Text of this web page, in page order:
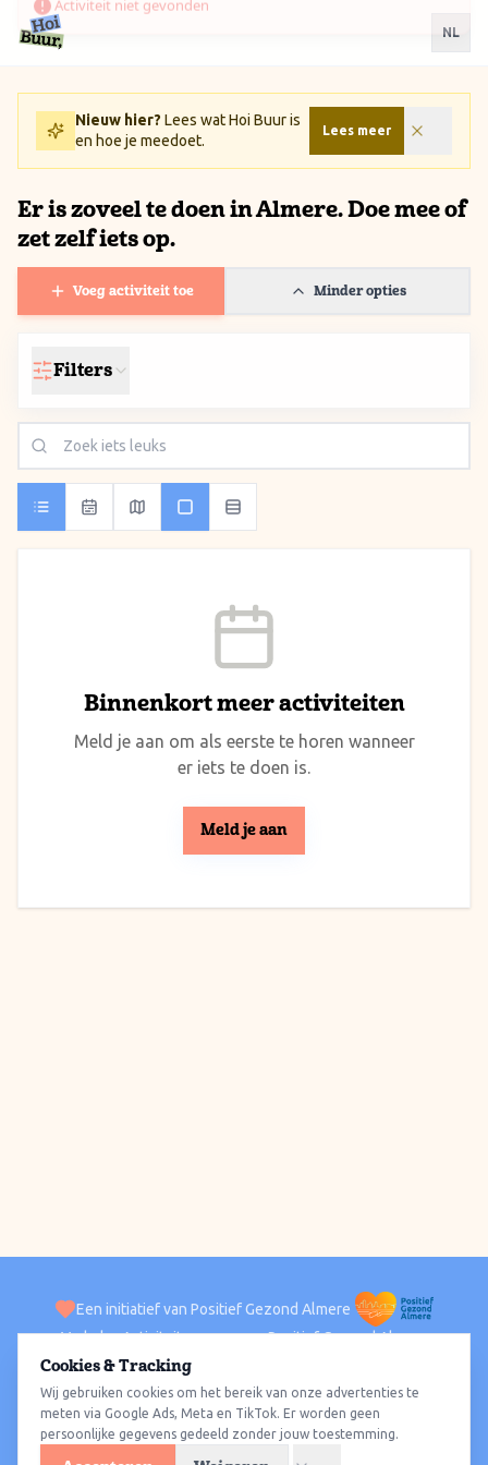
Ga naar inhoud / Skip to content
NL
Nieuw hier? Lees wat Hoi Buur is
en hoe je meedoet.
Lees meer
Er is zoveel te doen in Almere. Doe mee of
zet zelf iets op.
Voeg activiteit toe Minder opties
Filters
Binnenkort meer activiteiten
Meld je aan om als eerste te horen wanneer
er iets te doen is.
Meld je aan
Een initiatief van Positief Gezond Almere
VerhalenActiviteiten Positief Gezond Almere
ACTIVITEITEN PER WIJK
Alle wijkenAlmere HavenAlmere StadAlmere BuitenAlmere Poort
Almere HoutAlmere OosterwoldWat te doen
Cookies & Tracking
Wij gebruiken cookies om het bereik van onze advertenties te
meten via Google Ads, Meta en TikTok. Er worden geen
persoonlijke gegevens gedeeld zonder jouw toestemming.